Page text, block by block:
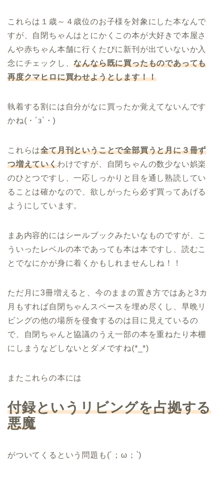
これらは１歳～４歳位のお子様を対象にした本なんで
すが、自閉ちゃんはとにかくこの本が大好きで本屋さ
んや赤ちゃん本舗に行くたびに新刊が出ていないか入
念にチェックし、なんなら既に買ったものであっても
再度クマヒロに買わせようとします！！
執着する割には自分がなに買ったか覚えてないんです
かね(・´з`・)
これらは全て月刊ということで全部買うと月に３冊ず
つ増えていくわけですが、自閉ちゃんの数少ない娯楽
のひとつですし、一応しっかりと目を通し熟読してい
ることは確かなので、欲しがったら必ず買ってあげる
ようにしています。
まあ内容的にはシールブックみたいなものですが、こ
ういったレベルの本であっても本は本ですし、読むこ
とでなにかが身に着くかもしれませんしね！！
ただ月に3冊増えると、今のままの置き方ではあと3カ
月もすれば自閉ちゃんスペースを埋め尽くし、早晩リ
ビングの他の場所を侵食するのは目に見えているの
で、自閉ちゃんと協議のうえ一部の本を重ねたり本棚
にしまうなどしないとダメですね(*_*)
またこれらの本には
付録というリビングを占拠する
悪魔
がついてくるという問題も(´；ω；`)